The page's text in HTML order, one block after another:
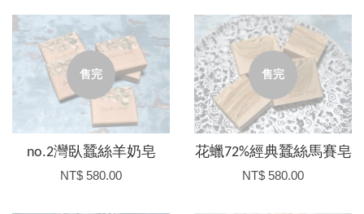
售完
no.2灣臥蠶絲羊奶皂
NT$ 580.00
售完
花蠟72%經典蠶絲馬賽皂
NT$ 580.00